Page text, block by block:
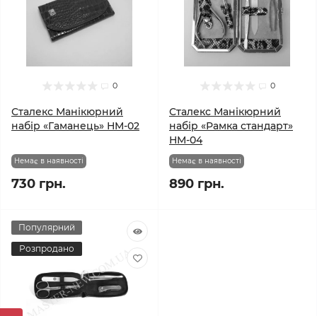
0
Сталекс Манікюрний
набір «Гаманець» НМ-02
Немає в наявності
730 грн.
0
Сталекс Манікюрний
набір «Рамка стандарт»
НМ-04
Немає в наявності
890 грн.
Популярний
Розпродано